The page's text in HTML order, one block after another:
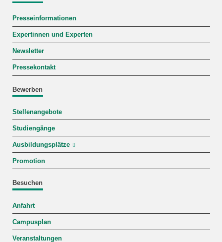
Presseinformationen
Expertinnen und Experten
Newsletter
Pressekontakt
Bewerben
Stellenangebote
Studiengänge
Ausbildungsplätze
Promotion
Besuchen
Anfahrt
Campusplan
Veranstaltungen